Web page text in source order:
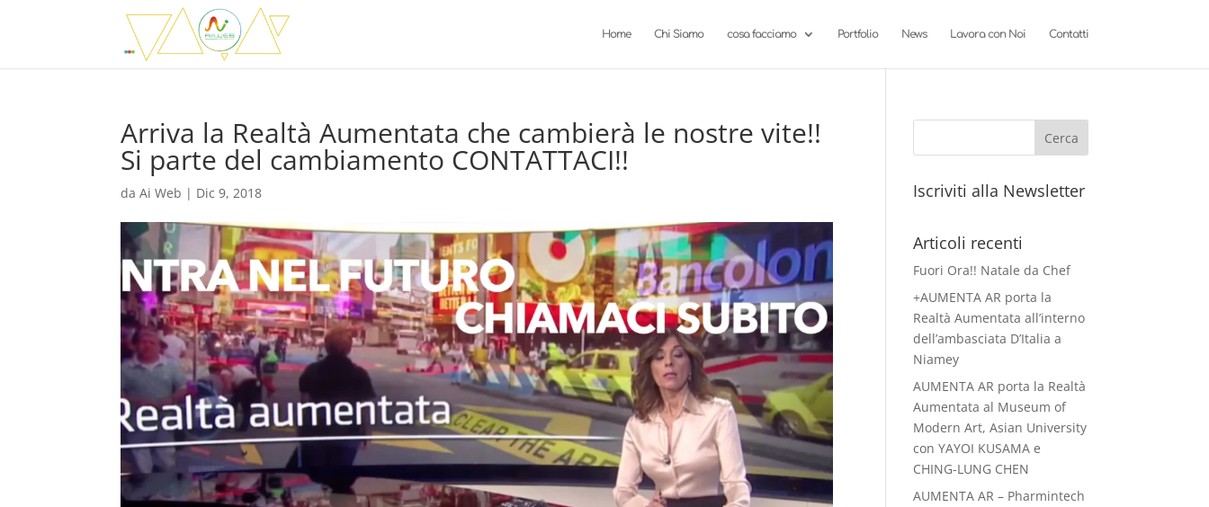
Home Chi Siamo cosa facciamo Portfolio News Lavora con Noi Contatti
Arriva la Realtà Aumentata che cambierà le nostre vite!!
Si parte del cambiamento CONTATTACI!!
daAi Web | Dic 9, 2018 Iscriviti alla Newsletter
Articoli recenti
Fuori Ora!! Natale da Chef
+AUMENTA AR porta la
Realtà Aumentata all’interno
dell’ambasciata D’Italia a
Niamey
AUMENTA AR porta la Realtà
Aumentata al Museum of
Modern Art, Asian University
con YAYOI KUSAMA e
CHING-LUNG CHEN
AUMENTA AR – Pharmintech